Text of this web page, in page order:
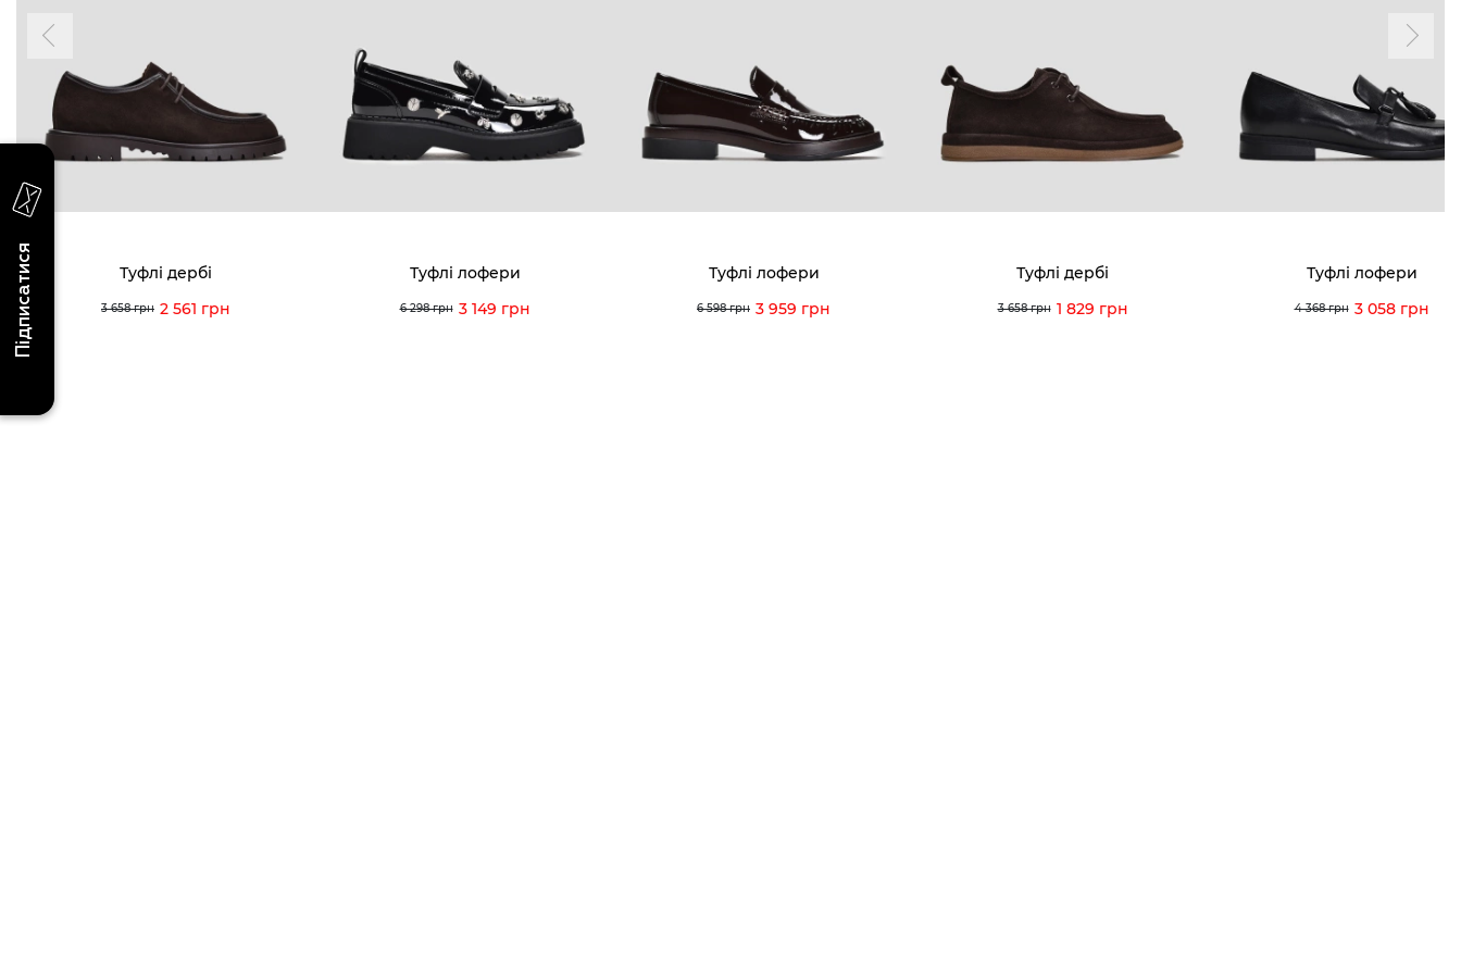
Туфлі дербі
3 658 грн 2 561 грн
Туфлі лофери
6 298 грн 3 149 грн
Туфлі лофери
6 598 грн 3 959 грн
Туфлі дербі
3 658 грн 1 829 грн
Туфлі лофери
4 368 грн 3 058 грн
Для неї
0 (933) 35-59-12
0 (973) 89-43-98
Viber
Вакансії та Робота
Наші магазини
Доставка і оплата
Гарантія і повернення
Мої перегляди
Підписатися